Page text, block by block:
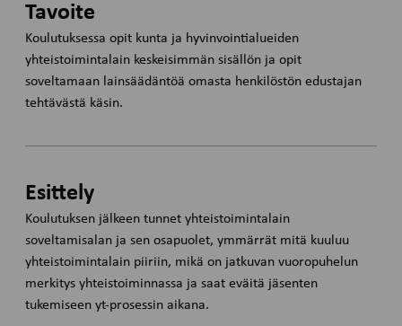
Tavoite
Koulutuksessa opit kunta ja hyvinvointialueiden
yhteistoimintalain keskeisimmän sisällön ja opit
soveltamaan lainsäädäntöä omasta henkilöstön edustajan
tehtävästä käsin.
Esittely
Koulutuksen jälkeen tunnet yhteistoimintalain
soveltamisalan ja sen osapuolet, ymmärrät mitä kuuluu
yhteistoimintalain piiriin, mikä on jatkuvan vuoropuhelun
merkitys yhteistoiminnassa ja saat eväitä jäsenten
tukemiseen yt-prosessin aikana.